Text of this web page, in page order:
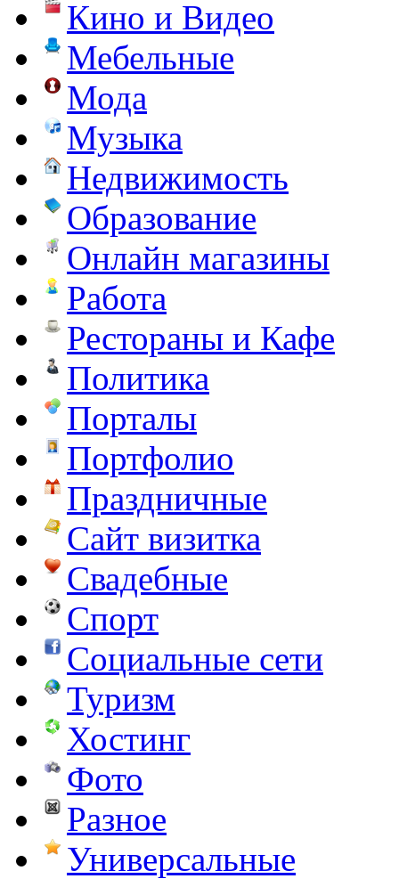
Кино и Видео
Мебельные
Мода
Музыка
Недвижимость
Образование
Онлайн магазины
Работа
Рестораны и Кафе
Политика
Порталы
Портфолио
Праздничные
Сайт визитка
Свадебные
Спорт
Социальные сети
Туризм
Хостинг
Фото
Разное
Универсальные